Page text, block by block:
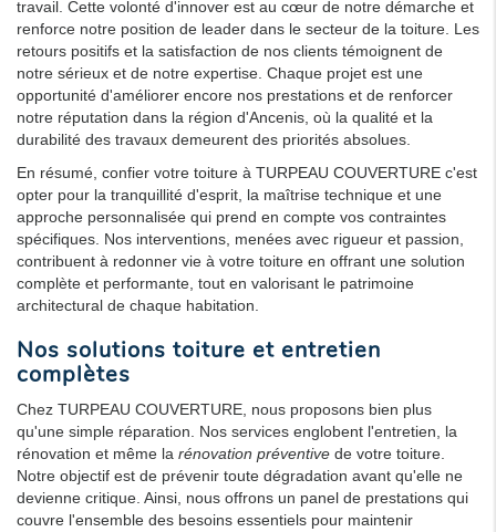
travail. Cette volonté d'innover est au cœur de notre démarche et
renforce notre position de leader dans le secteur de la toiture. Les
retours positifs et la satisfaction de nos clients témoignent de
notre sérieux et de notre expertise. Chaque projet est une
opportunité d'améliorer encore nos prestations et de renforcer
notre réputation dans la région d'Ancenis, où la qualité et la
durabilité des travaux demeurent des priorités absolues.
En résumé, confier votre toiture à TURPEAU COUVERTURE c'est
opter pour la tranquillité d'esprit, la maîtrise technique et une
approche personnalisée qui prend en compte vos contraintes
spécifiques. Nos interventions, menées avec rigueur et passion,
contribuent à redonner vie à votre toiture en offrant une solution
complète et performante, tout en valorisant le patrimoine
architectural de chaque habitation.
Nos solutions toiture et entretien
complètes
Chez TURPEAU COUVERTURE, nous proposons bien plus
qu'une simple réparation. Nos services englobent l'entretien, la
rénovation et même la rénovation préventive de votre toiture.
Notre objectif est de prévenir toute dégradation avant qu'elle ne
devienne critique. Ainsi, nous offrons un panel de prestations qui
couvre l'ensemble des besoins essentiels pour maintenir